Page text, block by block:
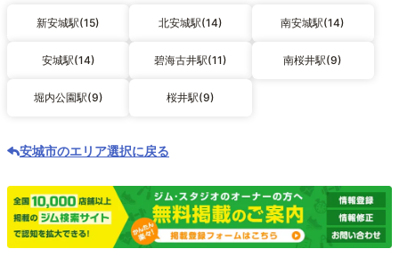
新安城駅(15) 北安城駅(14) 南安城駅(14)
安城駅(14) 碧海古井駅(11) 南桜井駅(9)
堀内公園駅(9) 桜井駅(9)
安城市のエリア選択に戻る